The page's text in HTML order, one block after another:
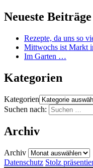
Neueste Beiträge
Rezepte, da uns so
Mittwochs ist Markt
Im Garten …
Kategorien
Kategorien
Suchen nach:
Archiv
Archiv
Datenschutz Stolz